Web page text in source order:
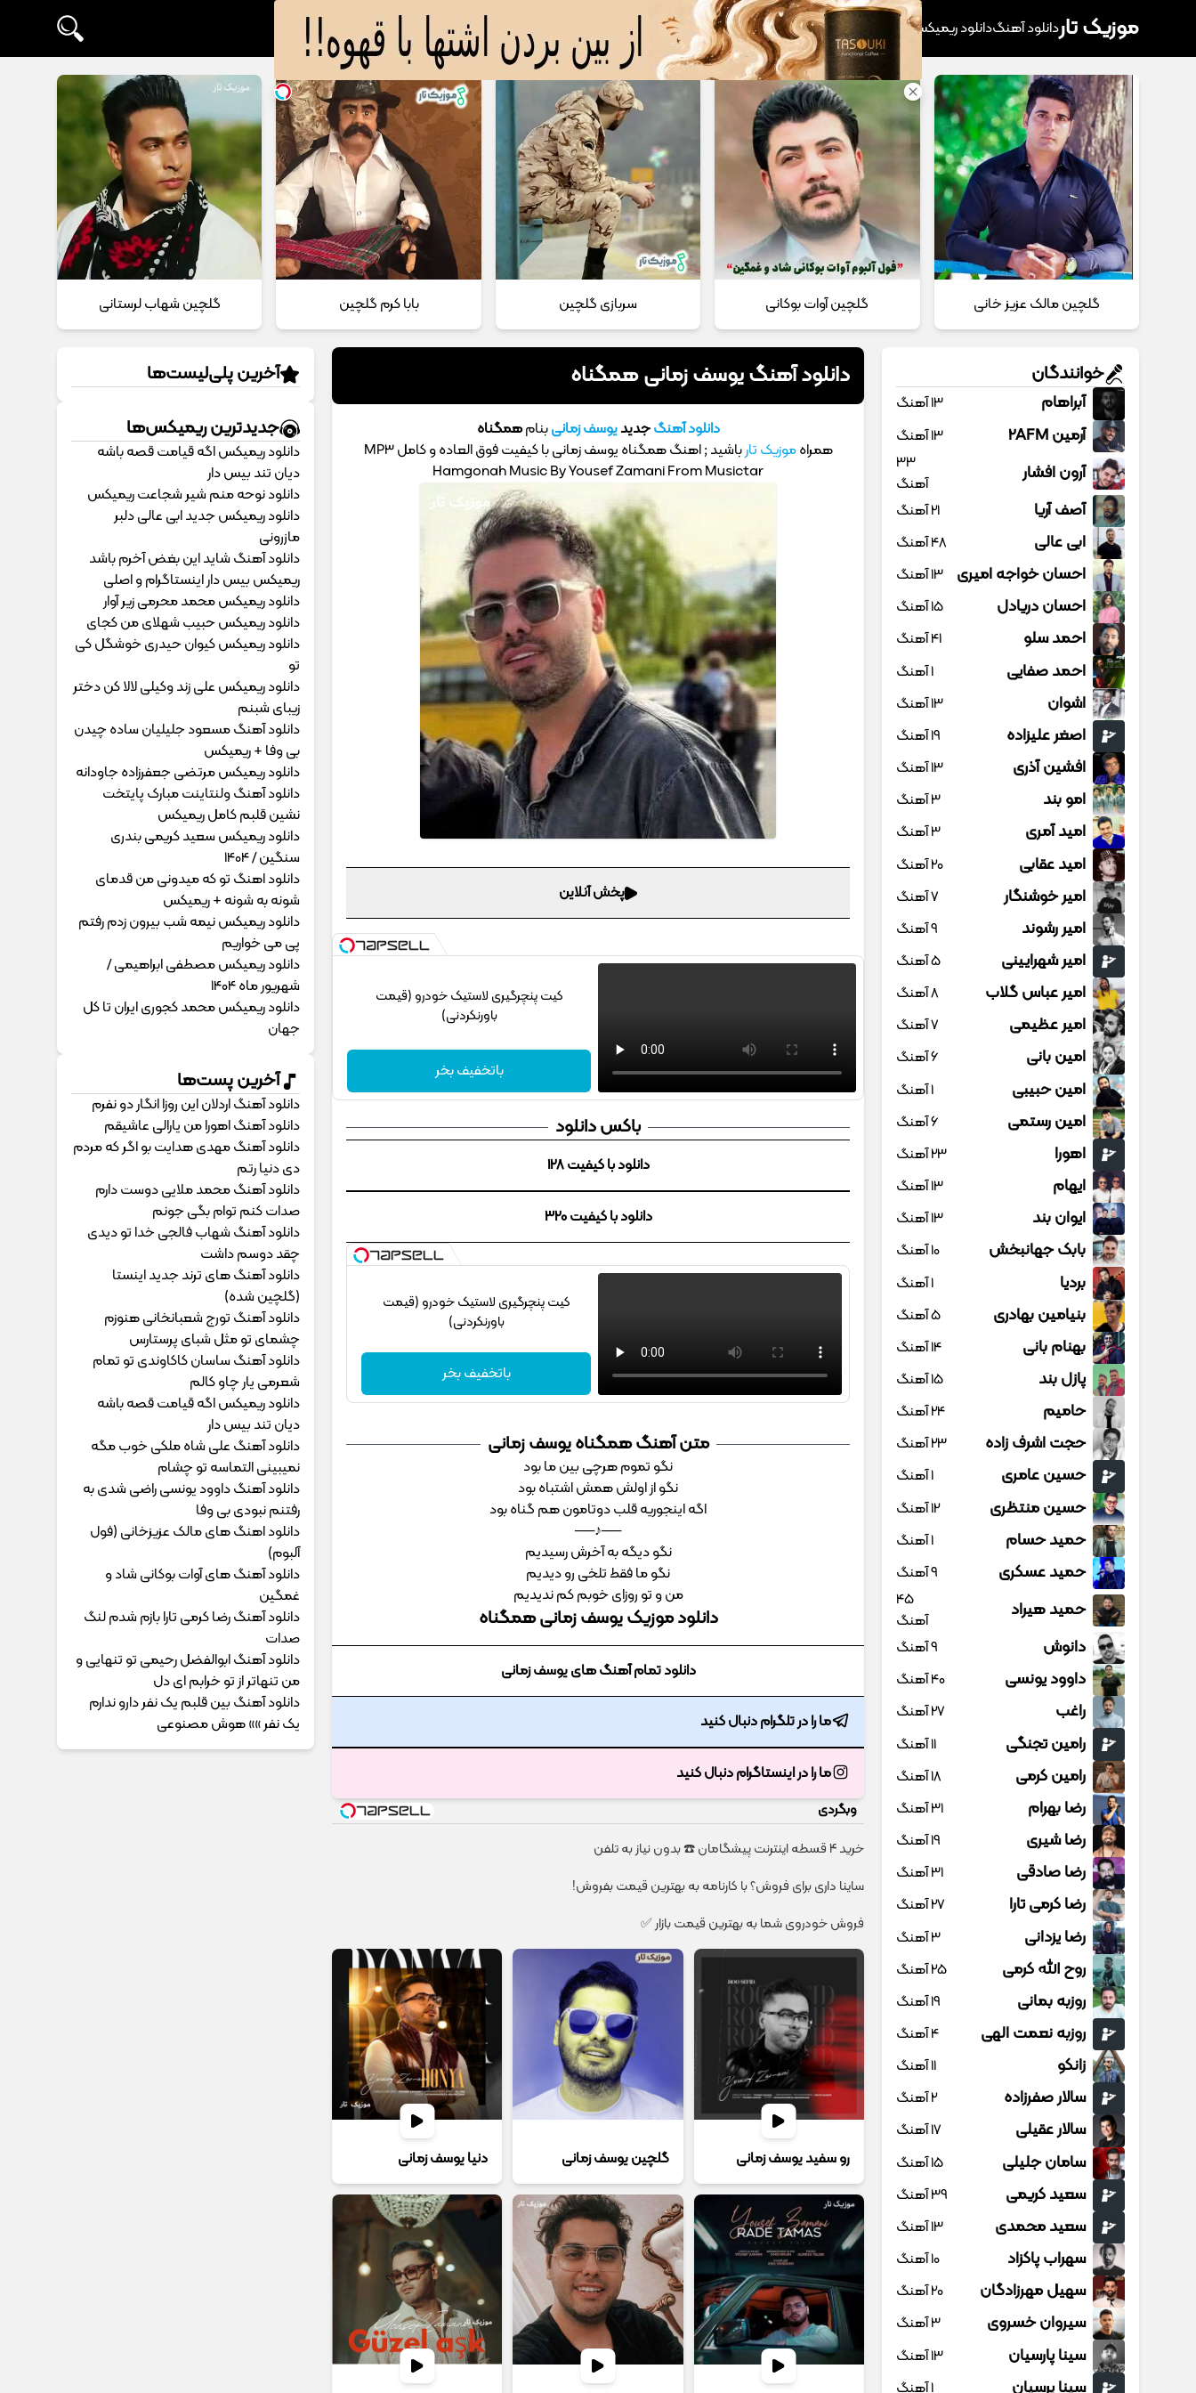
موزیک تاردانلود آهنگدانلود ریمیکسآهنگ پرطرفدار دانلود مداحیتماس با ما
گلچین مالک عزیز خانی گلچین آوات بوکانی سربازی گلچین بابا کرم گلچین گلچین شهاب لرستانی
دانلود آهنگ یوسف زمانی همگناه
دانلود آهنگجدیدیوسف زمانیبنامهمگناه
همراهموزیک تارباشید ; اهنگ همگناه یوسف زمانی با کیفیت فوق العاده و کامل MP3
Hamgonah Music By Yousef Zamani From Musictar
پخش آنلاین
کیت پنچرگیری لاستیک خودرو (قیمت
باورنکردنی)
باتخفیف بخر
باکس دانلود
دانلود با کیفیت 128
دانلود با کیفیت 320
کیت پنچرگیری لاستیک خودرو (قیمت
باورنکردنی)
باتخفیف بخر
متن آهنگ همگناه یوسف زمانی
نگو تموم هرچی بین ما بود
نگو از اولش همش اشتباه بود
اگه اینجوریه قلب دوتامون هم گناه بود
──♪──
نگو دیگه به آخرش رسیدیم
نگو ما فقط تلخی رو دیدیم
من و تو روزای خوبم کم ندیدیم
دانلود موزیک یوسف زمانی همگناه
دانلود تمام آهنگ های یوسف زمانی
ما را در تلگرام دنبال کنید
ما را در اینستاگرام دنبال کنید
وبگردی
خرید 4 قسطه اینترنت پیشگامان ☎️ بدون نیاز به تلفن
ساینا داری برای فروش؟ با کارنامه به بهترین قیمت بفروش!
فروش خودروی شما به بهترین قیمت بازار ✅
رو سفید یوسف زمانی گلچین یوسف زمانی دنیا یوسف زمانی
خوانندگان
آبراهام 13 آهنگ
آرمین 2AFM 13 آهنگ
آرون افشار
33
آهنگ
آصف آریا 21 آهنگ
ابی عالی 48 آهنگ
احسان خواجه امیری 13 آهنگ
احسان دریادل 15 آهنگ
احمد سلو 41 آهنگ
احمد صفایی 1 آهنگ
اشوان 13 آهنگ
اصغر علیزاده 19 آهنگ
افشین آذری 13 آهنگ
امو بند 3 آهنگ
امید آمری 3 آهنگ
امید عقابی 20 آهنگ
امیر خوشنگار 7 آهنگ
امیر رشوند 9 آهنگ
امیر شهرایینی 5 آهنگ
امیر عباس گلاب 8 آهنگ
امیر عظیمی 7 آهنگ
امین بانی 6 آهنگ
امین حبیبی 1 آهنگ
امین رستمی 6 آهنگ
اهورا 23 آهنگ
ایهام 13 آهنگ
ایوان بند 13 آهنگ
بابک جهانبخش 10 آهنگ
بردیا 1 آهنگ
بنیامین بهادری 5 آهنگ
بهنام بانی 14 آهنگ
پازل بند 15 آهنگ
حامیم 24 آهنگ
حجت اشرف زاده 23 آهنگ
حسین عامری 1 آهنگ
حسین منتظری 12 آهنگ
حمید حسام 1 آهنگ
حمید عسکری 9 آهنگ
حمید هیراد
45
آهنگ
دانوش 9 آهنگ
داوود یونسی 40 آهنگ
راغب 27 آهنگ
رامین تجنگی 11 آهنگ
رامین کرمی 18 آهنگ
رضا بهرام 31 آهنگ
رضا شیری 19 آهنگ
رضا صادقی 31 آهنگ
رضا کرمی تارا 27 آهنگ
رضا یزدانی 3 آهنگ
روح الله کرمی 25 آهنگ
روزبه بمانی 19 آهنگ
روزبه نعمت الهی 4 آهنگ
زانکو 11 آهنگ
سالار صفرزاده 2 آهنگ
سالار عقیلی 17 آهنگ
سامان جلیلی 15 آهنگ
سعید کریمی 39 آهنگ
سعید محمدی 13 آهنگ
سهراب پاکزاد 10 آهنگ
سهیل مهرزادگان 20 آهنگ
سیروان خسروی 3 آهنگ
سینا پارسیان 13 آهنگ
سینا پرسیان 1 آهنگ
آخرین پلی‌لیست‌ها
جدیدترین ریمیکس‌ها
دانلود ریمیکس اگه قیامت قصه باشه
دیان تند بیس دار
دانلود نوحه منم شیر شجاعت ریمیکس
دانلود ریمیکس جدید ابی عالی دلبر
مازرونی
دانلود آهنگ شاید این بغض آخرم باشد
ریمیکس بیس دار اینستاگرام و اصلی
دانلود ریمیکس محمد محرمی زیر آوار
دانلود ریمیکس حبیب شهلای من کجای
دانلود ریمیکس کیوان حیدری خوشگل کی
تو
دانلود ریمیکس علی زند وکیلی لالا کن دختر
زیبای شبنم
دانلود آهنگ مسعود جلیلیان ساده چیدن
بی وفا + ریمیکس
دانلود ریمیکس مرتضی جعفرزاده جاودانه
دانلود آهنگ ولنتاینت مبارک پایتخت
نشین قلبم کامل ریمیکس
دانلود ریمیکس سعید کریمی بندری
سنگین / 1404
دانلود اهنگ تو که میدونی من قدمای
شونه به شونه + ریمیکس
دانلود ریمیکس نیمه شب بیرون زدم رفتم
پی می خواریم
دانلود ریمیکس مصطفی ابراهیمی /
شهریور ماه 1404
دانلود ریمیکس محمد کجوری ایران تا کل
جهان
آخرین پست‌ها
دانلود آهنگ اردلان این روزا انگار دو نفرم
دانلود آهنگ اهورا من یارالی عاشیقم
دانلود آهنگ مهدی هدایت بو اگر که مردم
دی دنیا رتم
دانلود آهنگ محمد ملایی دوﺳﺖ دارم
ﺻﺪات ﻛﻨﻢ ﺗﻮام ﺑﮕﻰ ﺟﻮﻧﻢ
دانلود آهنگ شهاب فالجی خدا تو دیدی
چقد دوسم داشت
دانلود آهنگ های ترند جدید اینستا
(گلچین شده)
دانلود آهنگ تورج شعبانخانی هنوزم
چشمای تو مثل شبای پرستارس
دانلود آهنگ ساسان کاکاوندی تو تمام
شعرمی یار چاو کالم
دانلود ریمیکس اگه قیامت قصه باشه
دیان تند بیس دار
دانلود آهنگ علی شاه ملکی خوب مگه
نمیبینی التماسه تو چشام
دانلود آهنگ داوود یونسی راﺿﻰ ﺷﺪی ﺑﻪ
رﻓﺘﻨﻢ ﻧﺒﻮدی ﺑﻰ وﻓﺎ
دانلود اهنگ های مالک عزیزخانی (فول
آلبوم)
دانلود آهنگ های آوات بوکانی شاد و
غمگین
دانلود آهنگ رضا کرمی تارا بازم شدم لنگ
صدات
دانلود آهنگ ابوالفضل رحیمی ﺗﻮ ﺗﻨﻬﺎﻳﻰ و
ﻣﻦ ﺗﻨﻬﺎﺗﺮ از ﺗﻮ ﺧﺮاﺑﻢ ای دل
دانلود آهنگ بین قلبم یک نفر دارو ندارم
یک نفر »» هوش مصنوعی